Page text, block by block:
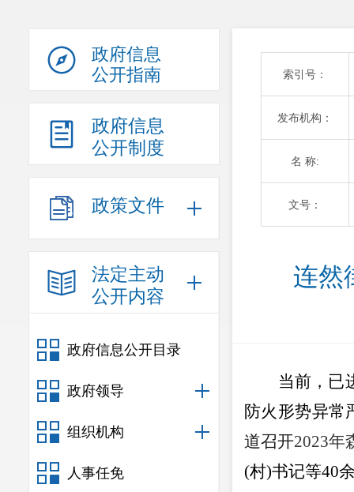
政府信息
公开指南
政府信息
公开制度
政策文件
法定主动
公开内容
政府信息公开目录
政府领导
组织机构
人事任免
索引号：
发布机构：
名 称:
文号：
连然
当前， 已
防火形势异常
道召开2023年
(村)书记等40